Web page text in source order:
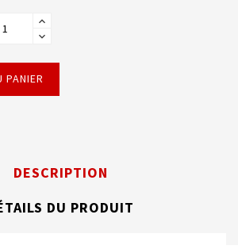
PANIER
DESCRIPTION
DU PRODUIT